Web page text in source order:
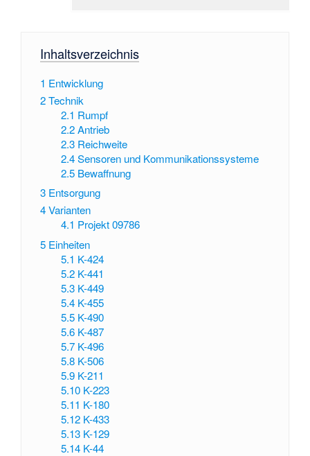
Inhaltsverzeichnis
1 Entwicklung
2Technik
2.1 Rumpf
2.2 Antrieb
2.3 Reichweite
2.4 Sensoren und Kommunikationssysteme
2.5 Bewaffnung
3 Entsorgung
4Varianten
4.1 Projekt 09786
5 Einheiten
5.1 K-424
5.2 K-441
5.3 K-449
5.4 K-455
5.5 K-490
5.6 K-487
5.7 K-496
5.8 K-506
5.9 K-211
5.10 K-223
5.11 K-180
5.12 K-433
5.13 K-129
5.14 K-44